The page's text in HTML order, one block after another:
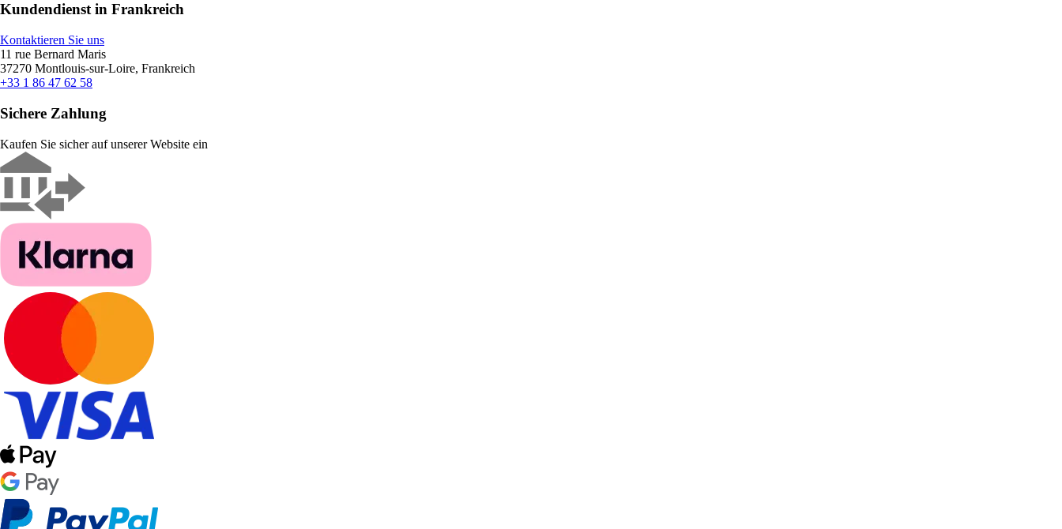
Kundendienst in Frankreich
Kontaktieren Sie uns
11 rue Bernard Maris
37270 Montlouis-sur-Loire, Frankreich
+33 1 86 47 62 58
Sichere Zahlung
Kaufen Sie sicher auf unserer Website ein